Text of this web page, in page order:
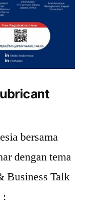
bersama
dengan tema
Business Talk
: